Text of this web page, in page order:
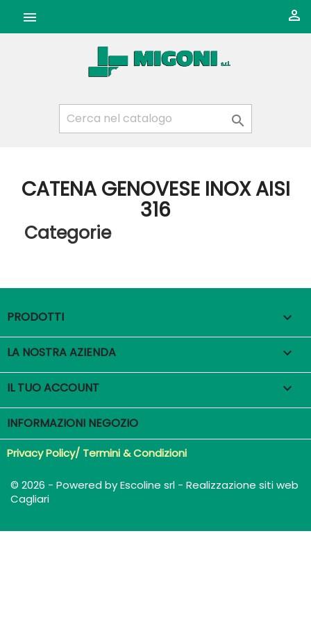
 

CATENA GENOVESE INOX AISI
316
Categorie
PRODOTTI 
LA NOSTRA AZIENDA 
IL TUO ACCOUNT 
INFORMAZIONI NEGOZIO
Privacy Policy/ Termini & Condizioni
© 2026 - Powered by Escoline srl - Realizzazione siti web
Cagliari